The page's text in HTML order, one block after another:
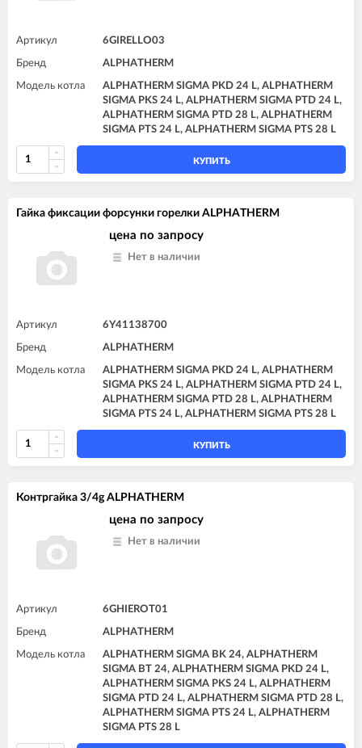
Артикул 6GIRELLO03
Бренд ALPHATHERM
Модель котла
ALPHATHERM SIGMA PKD 24 L, ALPHATHERM
SIGMA PKS 24 L, ALPHATHERM SIGMA PTD 24 L,
ALPHATHERM SIGMA PTD 28 L, ALPHATHERM
SIGMA PTS 24 L, ALPHATHERM SIGMA PTS 28 L
КУПИТЬ
Гайка фиксации форсунки горелки ALPHATHERM
цена по запросу
Нет в наличии
Артикул 6Y41138700
Бренд ALPHATHERM
Модель котла
ALPHATHERM SIGMA PKD 24 L, ALPHATHERM
SIGMA PKS 24 L, ALPHATHERM SIGMA PTD 24 L,
ALPHATHERM SIGMA PTD 28 L, ALPHATHERM
SIGMA PTS 24 L, ALPHATHERM SIGMA PTS 28 L
КУПИТЬ
Контргайка 3/4g ALPHATHERM
цена по запросу
Нет в наличии
Артикул 6GHIEROT01
Бренд ALPHATHERM
Модель котла
ALPHATHERM SIGMA BK 24, ALPHATHERM
SIGMA BT 24, ALPHATHERM SIGMA PKD 24 L,
ALPHATHERM SIGMA PKS 24 L, ALPHATHERM
SIGMA PTD 24 L, ALPHATHERM SIGMA PTD 28 L,
ALPHATHERM SIGMA PTS 24 L, ALPHATHERM
SIGMA PTS 28 L